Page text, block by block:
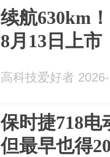
续航630km
8月13日上市
高科技爱好者
保时捷718电
但最早也得